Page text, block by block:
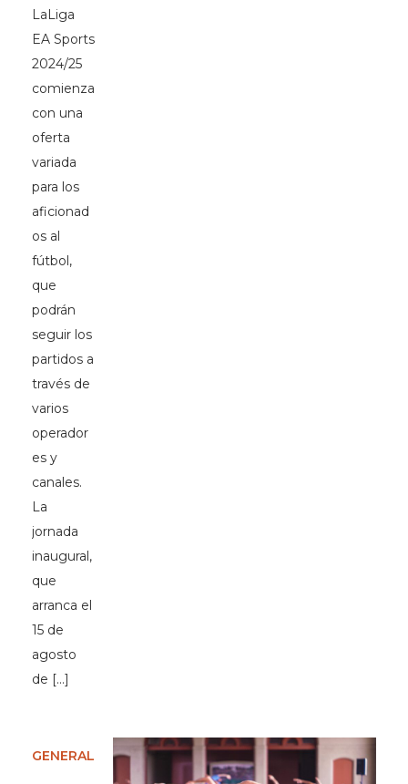
LaLiga
EA Sports
2024/25
comienza
con una
oferta
variada
para los
aficionad
os al
fútbol,
que
podrán
seguir los
partidos a
través de
varios
operador
es y
canales.
La
jornada
inaugural,
que
arranca el
15 de
agosto
de […]
GENERAL